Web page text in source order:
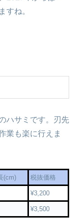
すね。
ハサミです。刃先
業も楽に行えま
(cm) 税抜価格
¥3,200
¥3,500